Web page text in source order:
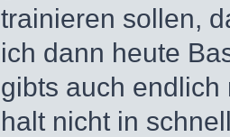
trainieren sollen,
ich dann heute
gibts auch
halt nicht in